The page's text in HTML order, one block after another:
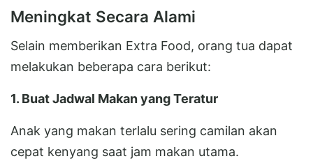
Meningkat Secara Alami
Selain memberikan Extra Food, orang tua dapat
melakukan beberapa cara berikut:
1. Buat Jadwal Makan yang Teratur
Anak yang makan terlalu sering camilan akan
cepat kenyang saat jam makan utama.